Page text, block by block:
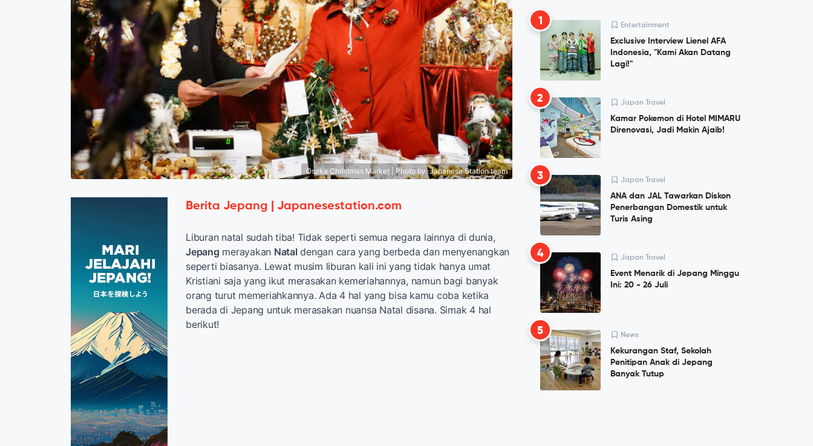
Osaka Christmas Market | Photo by: Japanese Station team
Berita Jepang | Japanesestation.com
Liburan natal sudah tiba! Tidak seperti semua negara lainnya di dunia,
Jepang merayakan Natal dengan cara yang berbeda dan menyenangkan
seperti biasanya. Lewat musim liburan kali ini yang tidak hanya umat
Kristiani saja yang ikut merasakan kemeriahannya, namun bagi banyak
orang turut memeriahkannya. Ada 4 hal yang bisa kamu coba ketika
berada di Jepang untuk merasakan nuansa Natal disana. Simak 4 hal
berikut!
1 Entertainment
Exclusive Interview Lienel AFA
Indonesia, "Kami Akan Datang
Lagi!"
2 Japan Travel
Kamar Pokemon di Hotel MIMARU
Direnovasi, Jadi Makin Ajaib!
3 Japan Travel
ANA dan JAL Tawarkan Diskon
Penerbangan Domestik untuk
Turis Asing
4 Japan Travel
Event Menarik di Jepang Minggu
Ini: 20 - 26 Juli
5 News
Kekurangan Staf, Sekolah
Penitipan Anak di Jepang
Banyak Tutup